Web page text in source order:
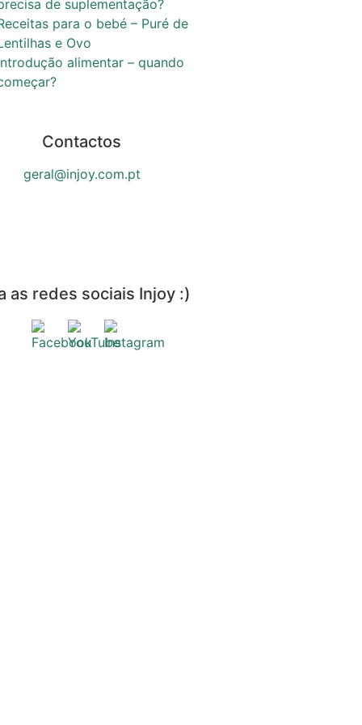
de suplementação?
para o bebé – Puré de
e Ovo
alimentar – quando
Contactos
geral@injoy.com.pt
as redes sociais Injoy :)